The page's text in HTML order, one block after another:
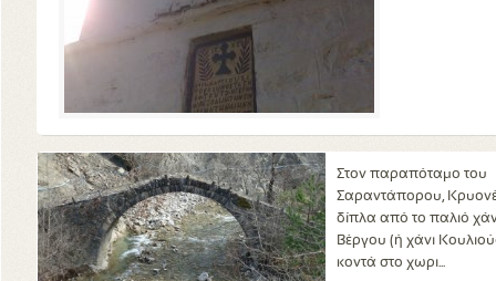
Στον παραπόταμο του
Σαραντάπορου,
δίπλα από το παλιό
Βέργου (ή χάνι
κοντά στο χωρι...